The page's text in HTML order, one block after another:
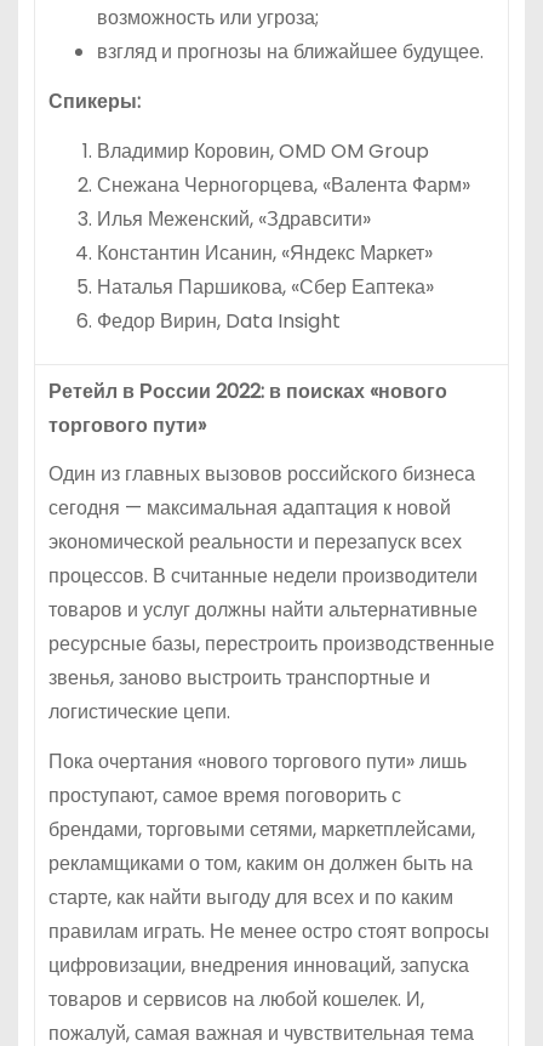
возможность или угроза;
взгляд и прогнозы на ближайшее будущее.
Спикеры:
Владимир Коровин, OMD OM Group
Снежана Черногорцева, «Валента Фарм»
Илья Меженский, «Здравсити»
Константин Исанин, «Яндекс Маркет»
Наталья Паршикова, «Сбер Еаптека»
Федор Вирин, Data Insight
Ретейл в России 2022: в поисках «нового
торгового пути»
Один из главных вызовов российского бизнеса
сегодня — максимальная адаптация к новой
экономической реальности и перезапуск всех
процессов. В считанные недели производители
товаров и услуг должны найти альтернативные
ресурсные базы, перестроить производственные
звенья, заново выстроить транспортные и
логистические цепи.
Пока очертания «нового торгового пути» лишь
проступают, самое время поговорить с
брендами, торговыми сетями, маркетплейсами,
рекламщиками о том, каким он должен быть на
старте, как найти выгоду для всех и по каким
правилам играть. Не менее остро стоят вопросы
цифровизации, внедрения инноваций, запуска
товаров и сервисов на любой кошелек. И,
пожалуй, самая важная и чувствительная тема